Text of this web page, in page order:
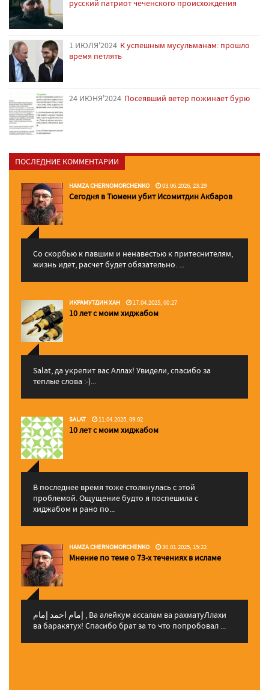
русский патриот чеченского происхождения
1 ИЮЛЯ'2024 К успешным мусульманам: прошло
время петлять
24 ИЮНЯ'2024 Посеявший ветер пожинает бурю
ПОСЛЕДНИЕ КОММЕНТАРИИ
HAMZA CHERNOMORCHENKO 03.06.2026, 23:29
Сегодня в Тюмени убит Исомитдин Акбаров
Со скорбью к павшим и ненавестью к притеснителям,
жизнь идет, расчет будет обязательно. ...
ИКРАМУТДИН ХАН 17.04.2025, 00:27
10 лет с моим хиджабом
Salat, да укрепит вас Аллаx! Увидели, спасибо за
теплые слова :-)...
SALAT 11.04.2025, 09:02
10 лет с моим хиджабом
В последнее время тоже столкнулась с этой
проблемой. Ощущение будто я поспешила с
хиджабом и рано по...
HAMZA CHERNOMORCHENKO 30.01.2025, 15:22
Мнение по теме о 73-х течениях в исламе
إمام احمد إمام , Ва алейкум ассалам ва рахматуЛлахи
ва баракятух! Спасибо брат за то что попробовал ...